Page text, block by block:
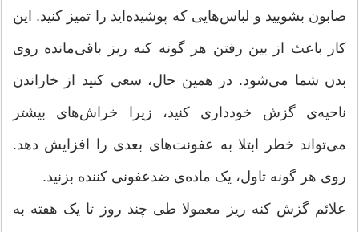
صابون بشویید و لباس‌هایی که پوشیده‌اید را تمیز کنید. این
کار باعث از بین رفتن هر گونه کنه ریز باقی‌مانده روی
بدن شما می‌شود. در همین حال، سعی کنید از خاراندن
ناحیه‌ی گزش خودداری کنید، زیرا خراش‌های بیشتر
می‌تواند خطر ابتلا به عفونت‌های بعدی را افزایش دهد.
روی هر گونه تاول، یک ماده‌ی ضدعفونی کننده بزنید.
علائم گزش کنه ریز معمولا طی چند روز تا یک هفته به